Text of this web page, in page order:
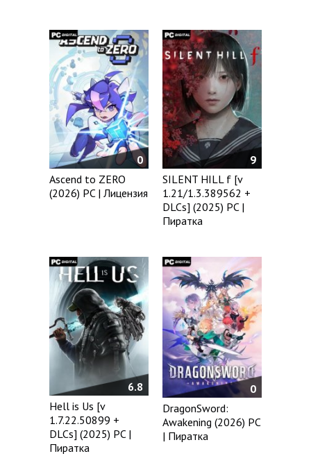
0
Ascend to ZERO
(2026) PC | Лицензия
9
SILENT HILL f [v
1.21/1.3.389562 +
DLCs] (2025) PC |
Пиратка
6.8
Hell is Us [v
1.7.22.50899 +
DLCs] (2025) PC |
Пиратка
0
DragonSword:
Awakening (2026) PC
| Пиратка